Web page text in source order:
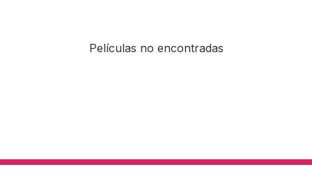
Películas no encontradas